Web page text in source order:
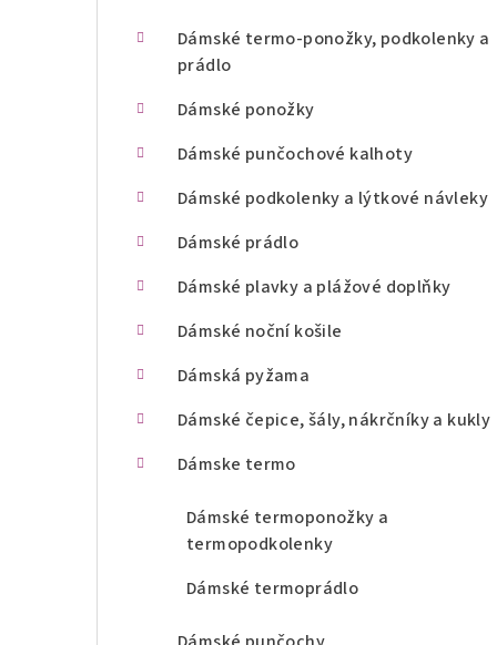
Dámské termo-ponožky, podkolenky a
prádlo
Dámské ponožky
Dámské punčochové kalhoty
Dámské podkolenky a lýtkové návleky
Dámské prádlo
Dámské plavky a plážové doplňky
Dámské noční košile
Dámská pyžama
Dámské čepice, šály, nákrčníky a kukly
Dámske termo
Dámské termoponožky a
termopodkolenky
Dámské termoprádlo